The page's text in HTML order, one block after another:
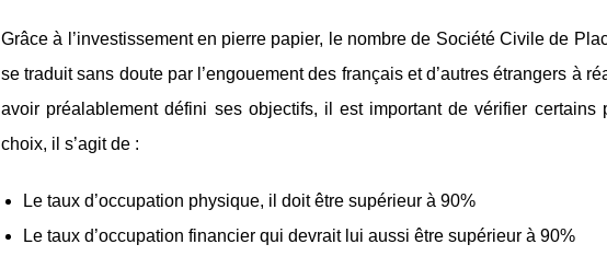
Grâce à l’investissement en pierre papier, le nombre de Société Civile de
se traduit sans doute par l’engouement des français et d’autres étrangers à
avoir préalablement défini ses objectifs, il est important de vérifier
choix, il s’agit de :
Le taux d’occupation physique, il doit être supérieur à 90%
Le taux d’occupation financier qui devrait lui aussi être supérieur à 90%